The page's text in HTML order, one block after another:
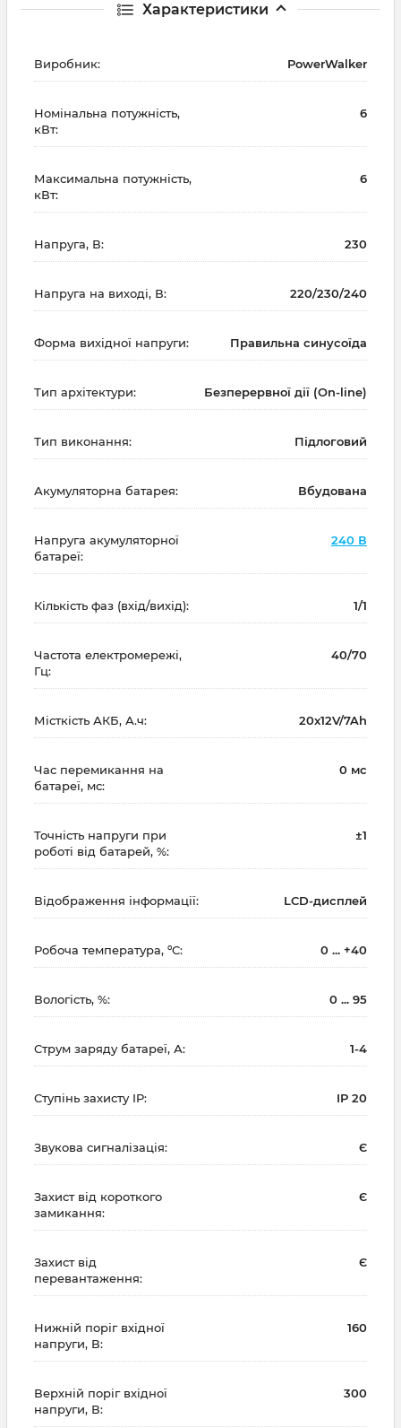
Характеристики
Виробник: PowerWalker
Номінальна потужність,
кВт:
6
Максимальна потужність,
кВт:
6
Напруга, В: 230
Напруга на виході, В: 220/230/240
Форма вихідної напруги: Правильна синусоїда
Тип архітектури: Безперервної дії (On-line)
Тип виконання: Підлоговий
Акумуляторна батарея: Вбудована
Напруга акумуляторної
батареї:
240 В
Кількість фаз (вхід/вихід): 1/1
Частота електромережі,
Гц:
40/70
Місткість АКБ, А.ч: 20x12V/7Ah
Час перемикання на
батареї, мс:
0 мс
Точність напруги при
роботі від батарей, %:
±1
Відображення інформації: LCD-дисплей
Робоча температура, ºC: 0 ... +40
Вологість, %: 0 ... 95
Струм заряду батареї, А: 1-4
Ступінь захисту IP: IP 20
Звукова сигналізація: Є
Захист від короткого
замикання:
Є
Захист від
перевантаження:
Є
Нижній поріг вхідної
напруги, В:
160
Верхній поріг вхідної
напруги, В:
300